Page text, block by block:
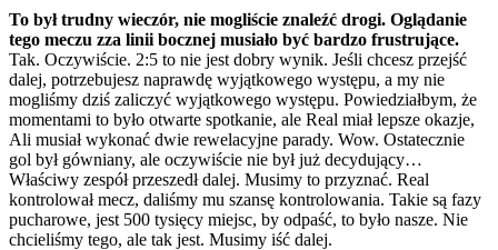
To był trudny wieczór, nie mogliście znaleźć drogi. Oglądanie
tego meczu zza linii bocznej musiało być bardzo frustrujące.
Tak. Oczywiście. 2:5 to nie jest dobry wynik. Jeśli chcesz przejść
dalej, potrzebujesz naprawdę wyjątkowego występu, a my nie
mogliśmy dziś zaliczyć wyjątkowego występu. Powiedziałbym, że
momentami to było otwarte spotkanie, ale Real miał lepsze okazje,
Ali musiał wykonać dwie rewelacyjne parady. Wow. Ostatecznie
gol był gówniany, ale oczywiście nie był już decydujący…
Właściwy zespół przeszedł dalej. Musimy to przyznać. Real
kontrolował mecz, daliśmy mu szansę kontrolowania. Takie są fazy
pucharowe, jest 500 tysięcy miejsc, by odpaść, to było nasze. Nie
chcieliśmy tego, ale tak jest. Musimy iść dalej.